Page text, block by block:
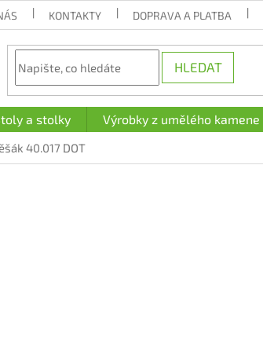
KONTAKTY DOPRAVA A PLATBA
HLEDAT
a stolky Výrobky z umělého kamene
40.017 DOT